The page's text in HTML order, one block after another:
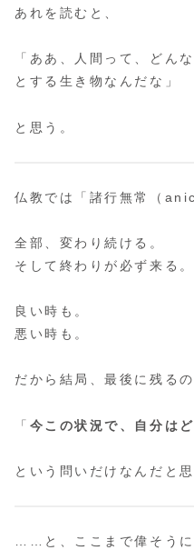
あれを読むと、
「ああ、人間って、どん
とする生き物なんだな」
と思う。
仏教では「諸行無常（
全部、変わり続ける。
そして終わりが必ず来る。
良い時も。
悪い時も。
だから結局、最後に残るの
「 今この状況で、自分は
という問いだけなんだと思
……と、ここまで偉そうに